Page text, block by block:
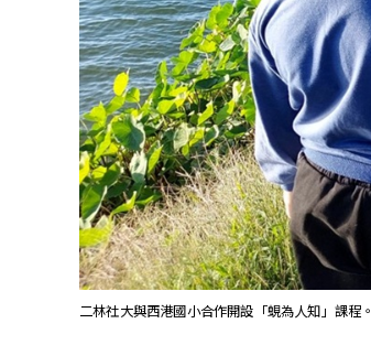
二林社大與西港國小合作開設「蜆為人知」課程。